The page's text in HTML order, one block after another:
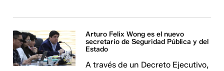
Arturo Felix Wong es el nuevo
secretario de Seguridad Pública y del
Estado
A través de un Decreto Ejecutivo,